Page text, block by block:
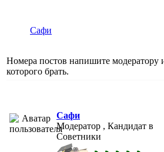
Сафи
Номера постов напишите модератору
которого брать.
Сафи
Модератор , Кандидат в
Советники